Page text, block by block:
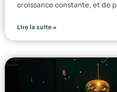
croissance constante, et de
Lire la suite »